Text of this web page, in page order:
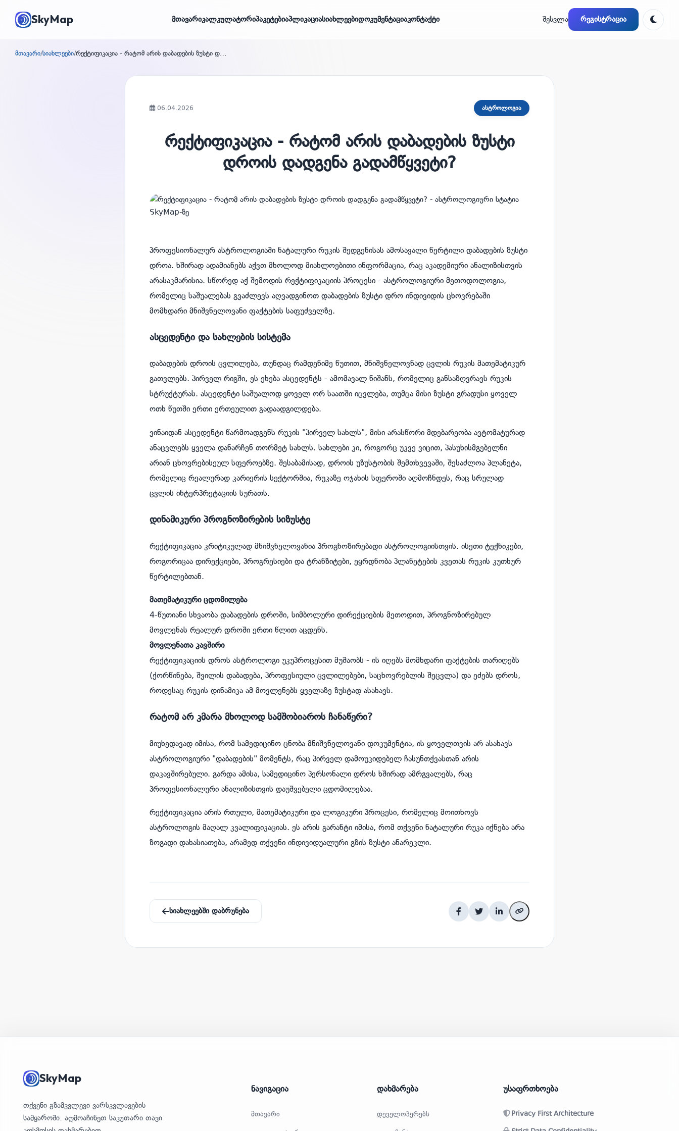
SkyMap მთავარიკალკულატორიპაკეტებიაპლიკაციასიახლეებიდოკუმენტაციაკონტაქტი შესვლა რეგისტრაცია
მთავარი/სიახლეები/ რექტიფიკაცია - რატომ არის დაბადების ზუსტი დროის დადგენა გადამწყვეტი?
06.04.2026 ასტროლოგია
რექტიფიკაცია - რატომ არის დაბადების ზუსტი
დროის დადგენა გადამწყვეტი?
პროფესიონალურ ასტროლოგიაში ნატალური რუკის შედგენისას ამოსავალი წერტილი დაბადების ზუსტი
დროა. ხშირად ადამიანებს აქვთ მხოლოდ მიახლოებითი ინფორმაცია, რაც აკადემიური ანალიზისთვის
არასაკმარისია. სწორედ აქ შემოდის რექტიფიკაციის პროცესი - ასტროლოგიური მეთოდოლოგია,
რომელიც საშუალებას გვაძლევს აღვადგინოთ დაბადების ზუსტი დრო ინდივიდის ცხოვრებაში
მომხდარი მნიშვნელოვანი ფაქტების საფუძველზე.
ასცედენტი და სახლების სისტემა
დაბადების დროის ცვლილება, თუნდაც რამდენიმე წუთით, მნიშვნელოვნად ცვლის რუკის მათემატიკურ
გათვლებს. პირველ რიგში, ეს ეხება ასცედენტს - ამომავალ ნიშანს, რომელიც განსაზღვრავს რუკის
სტრუქტურას. ასცედენტი საშუალოდ ყოველ ორ საათში იცვლება, თუმცა მისი ზუსტი გრადუსი ყოველ
ოთხ წუთში ერთი ერთეულით გადაადგილდება.
ვინაიდან ასცედენტი წარმოადგენს რუკის "პირველ სახლს", მისი არასწორი მდებარეობა ავტომატურად
ანაცვლებს ყველა დანარჩენ თორმეტ სახლს. სახლები კი, როგორც უკვე ვიცით, პასუხისმგებელნი
არიან ცხოვრებისეულ სფეროებზე. შესაბამისად, დროის უზუსტობის შემთხვევაში, შესაძლოა პლანეტა,
რომელიც რეალურად კარიერის სექტორშია, რუკაზე ოჯახის სფეროში აღმოჩნდეს, რაც სრულად
ცვლის ინტერპრეტაციის სურათს.
დინამიკური პროგნოზირების სიზუსტე
რექტიფიკაცია კრიტიკულად მნიშვნელოვანია პროგნოზირებადი ასტროლოგიისთვის. ისეთი ტექნიკები,
როგორიცაა დირექციები, პროგრესიები და ტრანზიტები, ეყრდნობა პლანეტების კვეთას რუკის კუთხურ
წერტილებთან.
მათემატიკური ცდომილება
4-წუთიანი სხვაობა დაბადების დროში, სიმბოლური დირექციების მეთოდით, პროგნოზირებულ
მოვლენას რეალურ დროში ერთი წლით აცდენს.
მოვლენათა კავშირი
რექტიფიკაციის დროს ასტროლოგი უკუპროცესით მუშაობს - ის იღებს მომხდარი ფაქტების თარიღებს
(ქორწინება, შვილის დაბადება, პროფესიული ცვლილებები, საცხოვრებლის შეცვლა) და ეძებს დროს,
როდესაც რუკის დინამიკა ამ მოვლენებს ყველაზე ზუსტად ასახავს.
რატომ არ კმარა მხოლოდ სამშობიაროს ჩანაწერი?
მიუხედავად იმისა, რომ სამედიცინო ცნობა მნიშვნელოვანი დოკუმენტია, ის ყოველთვის არ ასახავს
ასტროლოგიური "დაბადების" მომენტს, რაც პირველ დამოუკიდებელ ჩასუნთქვასთან არის
დაკავშირებული. გარდა ამისა, სამედიცინო პერსონალი დროს ხშირად ამრგვალებს, რაც
პროფესიონალური ანალიზისთვის დაუშვებელი ცდომილებაა.
რექტიფიკაცია არის რთული, მათემატიკური და ლოგიკური პროცესი, რომელიც მოითხოვს
ასტროლოგის მაღალ კვალიფიკაციას. ეს არის გარანტი იმისა, რომ თქვენი ნატალური რუკა იქნება არა
ზოგადი დახასიათება, არამედ თქვენი ინდივიდუალური გზის ზუსტი ანარეკლი.
სიახლეებში დაბრუნება
SkyMap
თქვენი გზამკვლევი ვარსკვლავების
სამყაროში. აღმოაჩინეთ საკუთარი თავი
ნავიგაცია
მთავარი
დახმარება
დეველოპერებს
უსაფრთხოება
Privacy First Architecture